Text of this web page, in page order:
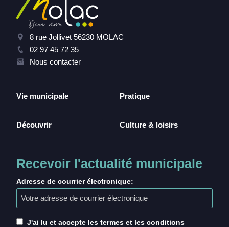
8 rue Jollivet 56230 MOLAC
02 97 45 72 35
Nous contacter
Vie municipale
Découvrir
Pratique
Culture & loisirs
Recevoir l'actualité municipale
Adresse de courrier électronique:
J'ai lu et accepte les termes et les conditions